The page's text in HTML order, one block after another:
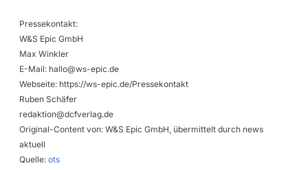
Pressekontakt:
W&S Epic GmbH
Max Winkler
E-Mail: hallo@ws-epic.de
Webseite: https://ws-epic.de/Pressekontakt
Ruben Schäfer
redaktion@dcfverlag.de
Original-Content von: W&S Epic GmbH, übermittelt durch news
aktuell
Quelle: ots